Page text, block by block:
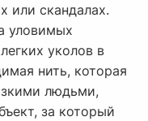
или скандалах.
уловимых
уколов в
нить, которая
людьми,
за который